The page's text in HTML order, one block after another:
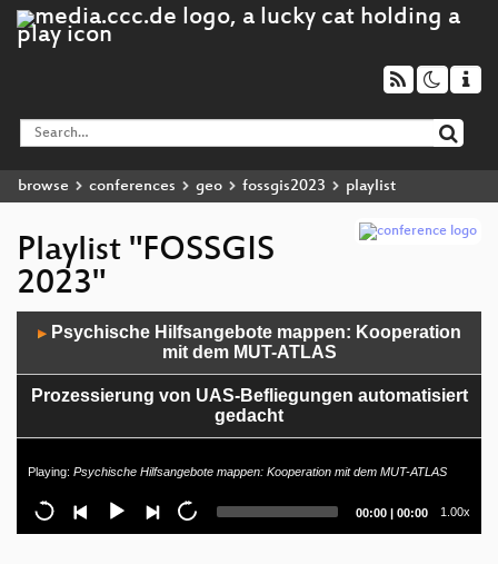
browse conferences geo fossgis2023 playlist
Playlist "FOSSGIS
2023"
Player
▶Psychische Hilfsangebote mappen: Kooperation
mit dem MUT-ATLAS
Prozessierung von UAS-Befliegungen automatisiert
gedacht
Dateninfrastruktur Deutschland (MDI-DE)“
SIGNALO - Erhebung und Darstellung von
Playing: Psychische Hilfsangebote mappen: Kooperation mit dem MUT-ATLAS
Current
00:00 | Total
00:00 1.00x